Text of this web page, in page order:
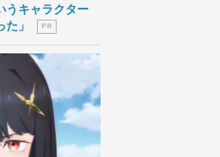
キャラクター
た」
P R